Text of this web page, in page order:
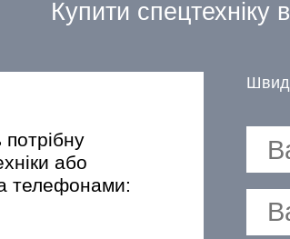
Купити спецтехніку
або
телефонами: